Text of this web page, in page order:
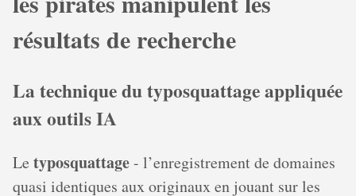
résultats de recherche
La technique du typosquattage appliquée
aux outils IA
Le typosquattage- l’enregistrement de domaines
quasi identiques aux originaux en jouant sur les